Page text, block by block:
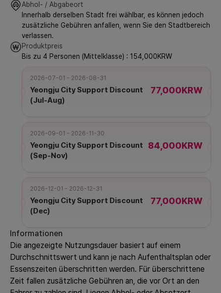
Abhol- / Abgabeort
Innerhalb derselben Stadt frei wählbar, es können jedoch
zusätzliche Gebühren anfallen, wenn Sie den Stadtbereich
verlassen.
Produktpreis
Bis zu 4 Personen (Mittelklasse) : 154,000KRW
2026-07-01 - 2026-08-31
Yeongju City Support Discount
(Jul-Aug)
77,000KRW
2026-09-01 - 2026-11-30
Yeongju City Support Discount
(Sep-Nov)
84,000KRW
2026-12-01 - 2026-12-31
Yeongju City Support Discount
(Dec)
77,000KRW
Informationen
Die angezeigte Nutzungsdauer basiert auf einem
Durchschnittswert und kann je nach Aufenthaltsplan oder
Essenszeiten überschritten werden. Für überschrittene
Zeit fallen zusätzliche Gebühren an, die vor Ort an den